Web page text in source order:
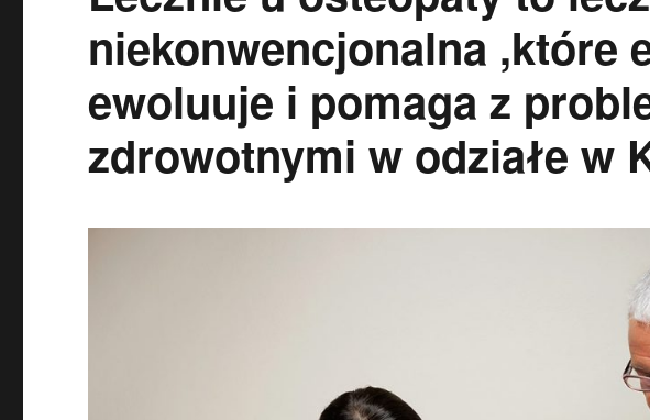
niekonwencjonalna ,które
ewoluuje i pomaga z
zdrowotnymi w odziałe w